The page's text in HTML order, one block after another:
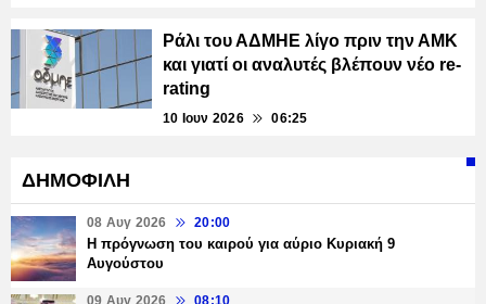
Ράλι του ΑΔΜΗΕ λίγο πριν την ΑΜΚ
και γιατί οι αναλυτές βλέπουν νέο re-
rating
10 Ιουν 2026 06:25
ΔΗΜΟΦΙΛΗ
08 Αυγ 2026 20:00
Η πρόγνωση του καιρού για αύριο Κυριακή 9
Αυγούστου
09 Αυγ 2026 08:10